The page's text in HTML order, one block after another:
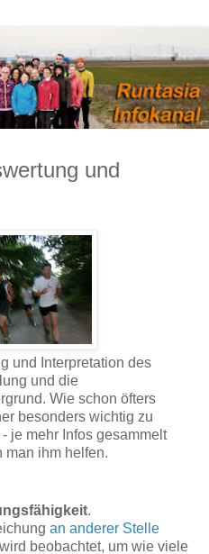
und
und Interpretation des
und die
Wie schon öfters
besonders wichtig zu
je mehr Infos gesammelt
man ihm helfen.
.
an anderer Stelle
beobachtet, um wie viele